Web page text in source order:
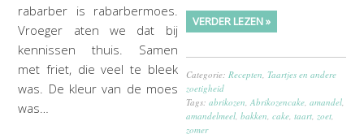
rabarber is rabarbermoes.
Vroeger aten we dat bij
kennissen thuis. Samen
met friet, die veel te bleek
was. De kleur van de moes
was…
VERDER LEZEN »
Categorie:Recepten,Taartjes en andere
zoetigheid
Tags:abrikozen,Abrikozencake,amandel,
amandelmeel,bakken,cake,taart,zoet,
zomer